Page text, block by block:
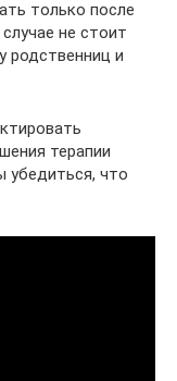
только после
не стоит
родственниц и
терапии
убедиться, что